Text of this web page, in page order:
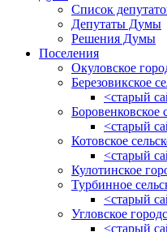
Список
Депутаты Думы
Решения Думы
Поселения
Окуловское
Березовикское
<старый
Боровенковское
<старый
Котовское
<старый
Кулотинское
Турбинное
<старый
Угловское
<старый